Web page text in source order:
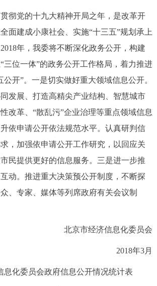
党的十九大精神开局之年，是改革开
面建成小康社会、实施“十三五”规划承上
年，我委将不断深化政务公开，构建
三位一体”的政务公开工作格局，着力推进
公开”。一是切实做好重大领域信息公开。
发展、打造高精尖产业结构、智慧城市
改革、“散乱污”企业治理等重点领域信息
依申请公开依法规范水平。认真研判信
，加强依申请公开工作研究，以回应关
民提供更好的信息服务。三是进一步推
动。推进重大决策预公开制度，不断探
、专家、媒体等列席政府有关会议制
北京市经济信息化委员会
2018年3月
息化委员会政府信息公开情况统计表